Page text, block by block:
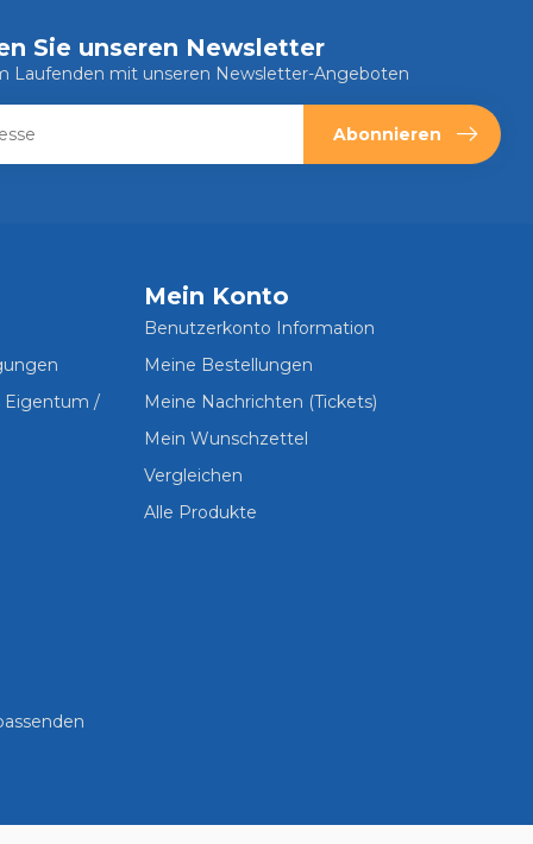
Sie unseren Newsletter
Laufenden mit unseren Newsletter-Angeboten
Abonnieren
Eigentum /
Mein Konto
Benutzerkonto Information
Meine Bestellungen
Meine Nachrichten (Tickets)
Mein Wunschzettel
Vergleichen
Alle Produkte